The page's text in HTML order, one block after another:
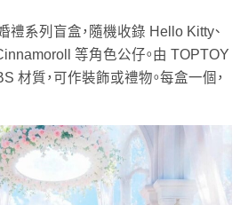
系列盲盒，隨機收錄 Hello Kitty、
等角色公仔。由 TOPTOY
材質，可作裝飾或禮物。每盒一個，